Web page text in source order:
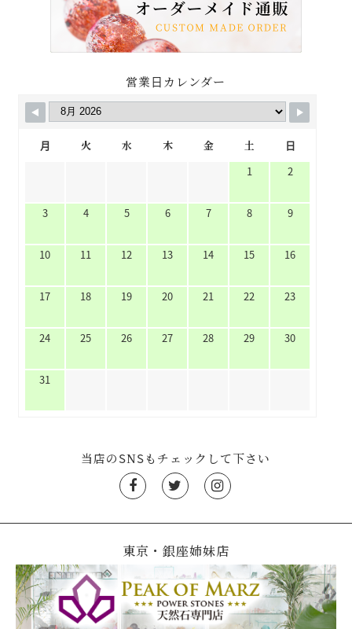
営業日カレンダー
月 火 水 木 金 土
日
1
2
3 4 5 6 7 8 9
10 11 12 13 14 15 16
17 18 19 20 21 22 23
24 25 26 27 28 29 30
31
当店のSNSもチェックして下さい
東京・銀座姉妹店